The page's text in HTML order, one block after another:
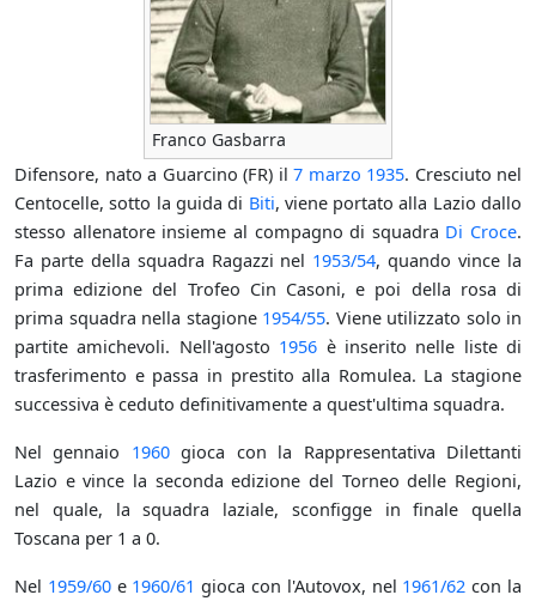
Franco Gasbarra
Difensore, nato a Guarcino (FR) il 7 marzo 1935. Cresciuto nel
Centocelle, sotto la guida di Biti, viene portato alla Lazio dallo
stesso allenatore insieme al compagno di squadra Di Croce.
Fa parte della squadra Ragazzi nel 1953/54, quando vince la
prima edizione del Trofeo Cin Casoni, e poi della rosa di
prima squadra nella stagione 1954/55. Viene utilizzato solo in
partite amichevoli. Nell'agosto 1956 è inserito nelle liste di
trasferimento e passa in prestito alla Romulea. La stagione
successiva è ceduto definitivamente a quest'ultima squadra.
Nel gennaio 1960gioca con la Rappresentativa Dilettanti
Lazio e vince la seconda edizione del Torneo delle Regioni,
nel quale, la squadra laziale, sconfigge in finale quella
Toscana per 1 a 0.
Nel 1959/60e 1960/61 gioca con l'Autovox, nel 1961/62 con la